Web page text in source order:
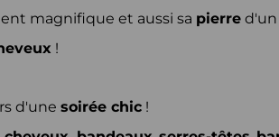
magnifique et aussi sa pierre d'un
!
d'une soirée chic !